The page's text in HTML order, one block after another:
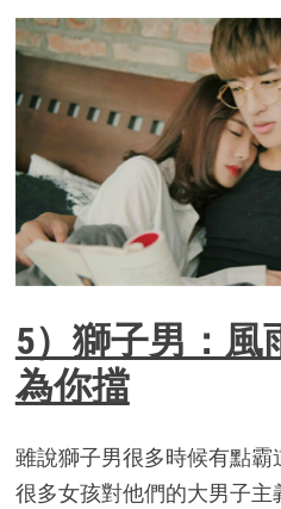
5）獅子男：風
為你擋
雖說獅子男很多時候有點
很多女孩對他們的大男子